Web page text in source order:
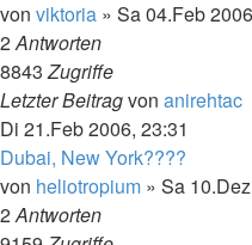
von viktoria » Sa 04.Feb
2Antworten
8843Zugriffe
Letzter Beitragvon anirehtac
Di 21.Feb 2006, 23:31
Dubai, New York????
von heliotropium » Sa
2Antworten